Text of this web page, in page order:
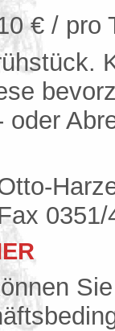
€ / pro
oder